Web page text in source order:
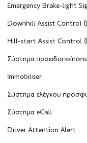
Emergency Brake-light
Downhill Assist Control
Hill-start Assist Control
Σύστημα προειδοποίησης
Immobiliser
Σύστημα ελέγχου
Σύστημα eCall
Driver Attention Alert